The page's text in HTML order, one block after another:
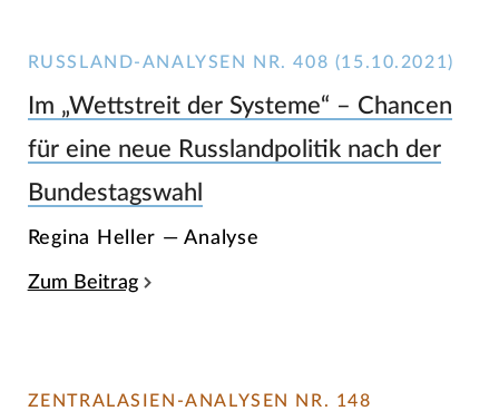
RUSSLAND-ANALYSEN NR. 408 (15.10.2021)
Im „Wettstreit der Systeme“ – Chancen
für eine neue Russlandpolitik nach der
Bundestagswahl
Regina Heller — Analyse
Zum Beitrag
ZENTRALASIEN-ANALYSEN NR. 148